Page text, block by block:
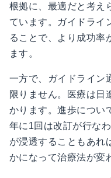
根拠に、最適だと考え
ています。ガイドライ
ることで、より成功率
ます。
一方で、ガイドライン
限りません。医療は日
かります。進歩につい
年に1回は改訂が行な
が浸透することもあれ
かになって治療法が変